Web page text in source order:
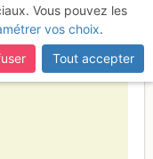
Vous pouvez les
vos choix.
Tout accepter